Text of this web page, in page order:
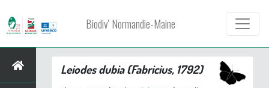
Biodiv' Normandie-Maine
Leiodes dubia(Fabricius, 1792)